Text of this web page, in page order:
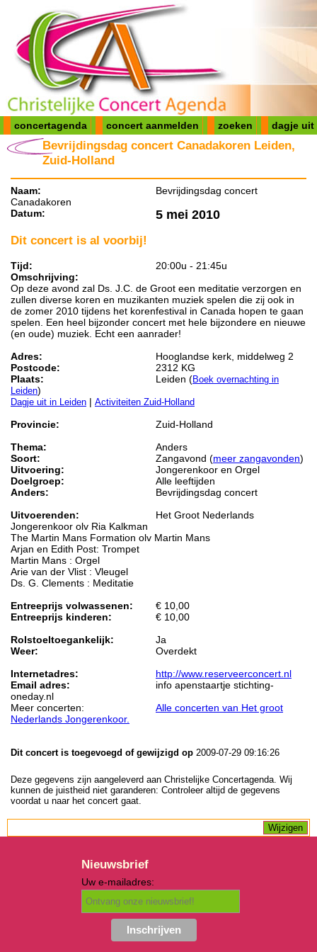
concertagenda concert aanmelden zoeken dagje uit
Bevrijdingsdag concert Canadakoren Leiden,
Zuid-Holland
Naam:
Bevrijdingsdag concert
Canadakoren
Datum:
5 mei 2010
Dit concert is al voorbij!
Tijd:
20:00u - 21:45u
Omschrijving:
Op deze avond zal Ds. J.C. de Groot een meditatie verzorgen en
zullen diverse koren en muzikanten muziek spelen die zij ook in
de zomer 2010 tijdens het korenfestival in Canada hopen te gaan
spelen. Een heel bijzonder concert met hele bijzondere en nieuwe
(en oude) muziek. Echt een aanrader!
Adres:
Hooglandse kerk, middelweg 2
Postcode:
2312 KG
Plaats:
Leiden (Boek overnachting in
Leiden)
Dagje uit in Leiden | Activiteiten Zuid-Holland
Provincie:
Zuid-Holland
Thema:
Anders
Soort:
Zangavond (meer zangavonden)
Uitvoering:
Jongerenkoor en Orgel
Doelgroep:
Alle leeftijden
Anders:
Bevrijdingsdag concert
Uitvoerenden:
Het Groot Nederlands
Jongerenkoor olv Ria Kalkman
The Martin Mans Formation olv Martin Mans
Arjan en Edith Post: Trompet
Martin Mans : Orgel
Arie van der Vlist : Vleugel
Ds. G. Clements : Meditatie
Entreeprijs volwassenen:
€ 10,00
Entreeprijs kinderen:
€ 10,00
Rolstoeltoegankelijk:
Ja
Weer:
Overdekt
Internetadres:
http://www.reserveerconcert.nl
Email adres:
info apenstaartje stichting-
oneday.nl
Meer concerten:
Alle concerten van Het groot
Nederlands Jongerenkoor.
Dit concert is toegevoegd of gewijzigd op 2009-07-29 09:16:26
Deze gegevens zijn aangeleverd aan Christelijke Concertagenda. Wij
kunnen de juistheid niet garanderen: Controleer altijd de gegevens
voordat u naar het concert gaat.
Nieuwsbrief
Uw e-mailadres: